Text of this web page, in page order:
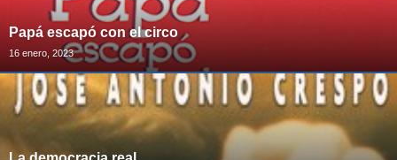
Papá escapó con el circo
16 enero, 2023